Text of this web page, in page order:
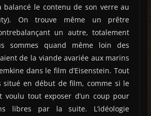
balancé le contenu de son verre au
On trouve même un prêtre
un autre, totalement
sommes quand même loin des
de la viande avariée aux marins
dans le film d’Eisenstein. Tout
situé en début de film, comme si le
voulu tout exposer d’un coup pour
libres par la suite. L’idéologie